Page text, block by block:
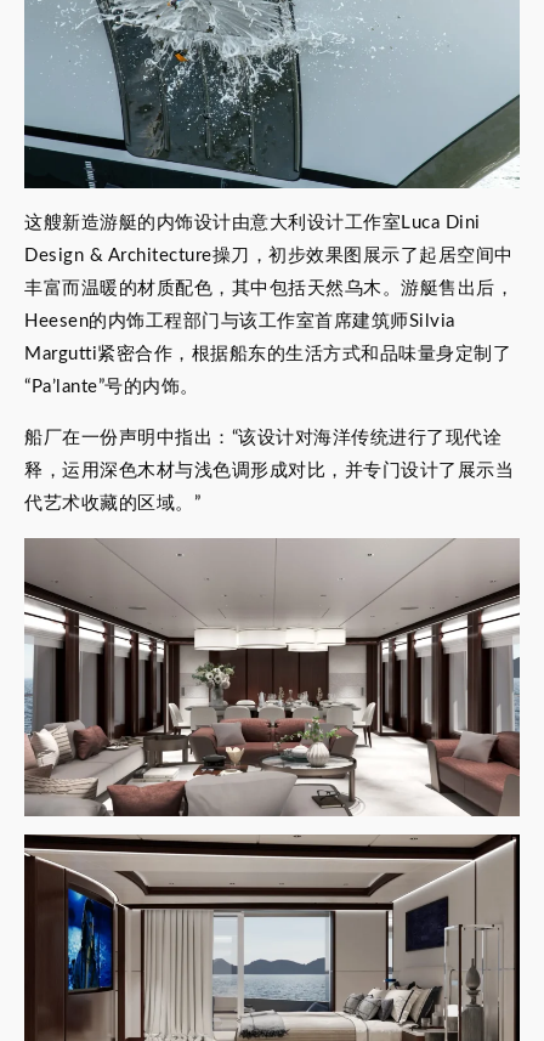
这艘新造游艇的内饰设计由意大利设计工作室Luca Dini
Design & Architecture操刀，初步效果图展示了起居空间中
丰富而温暖的材质配色，其中包括天然乌木。游艇售出后，
Heesen的内饰工程部门与该工作室首席建筑师Silvia
Margutti紧密合作，根据船东的生活方式和品味量身定制了
“Pa’lante”号的内饰。
船厂在一份声明中指出：“该设计对海洋传统进行了现代诠
释，运用深色木材与浅色调形成对比，并专门设计了展示当
代艺术收藏的区域。”